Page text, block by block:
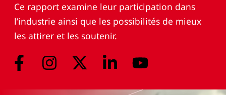
Ce rapport examine leur participation dans
l’industrie ainsi que les possibilités de mieux
les attirer et les soutenir.